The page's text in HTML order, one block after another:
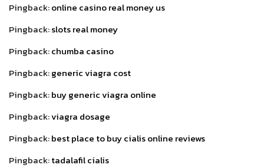
Pingback:online casino real money us
Pingback:slots real money
Pingback:chumba casino
Pingback:generic viagra cost
Pingback:buy generic viagra online
Pingback:viagra dosage
Pingback:best place to buy cialis online reviews
Pingback:tadalafil cialis